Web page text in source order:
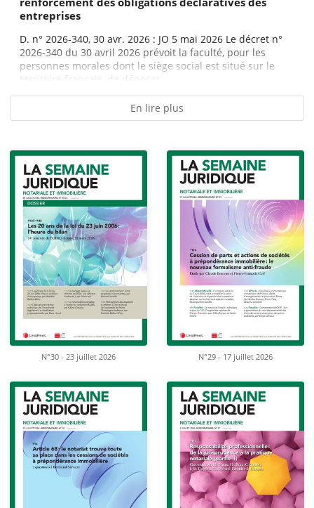
entreprises
D. n° 2026-340, 30 avr. 2026 : JO 5 mai 2026 Le décret n°
2026-340 du 30 avril 2026 prévoit la faculté, pour les
personnes morales dont le siège social est situé sur le
territoire français, de déposer...
En lire plus
N°30 - 23 juillet 2026 N°29 - 17 juillet 2026